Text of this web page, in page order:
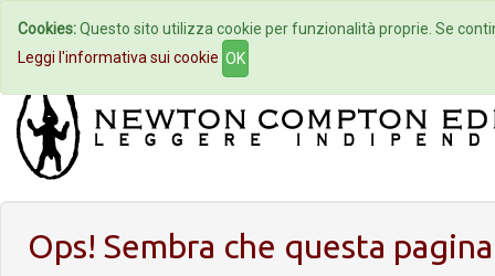
Home Autori Eventi
Ops! Sembra che questa
Cookies:Questo sito utilizza cookie per funzionalità proprie. Se
Leggi l'informativa sui cookie OK